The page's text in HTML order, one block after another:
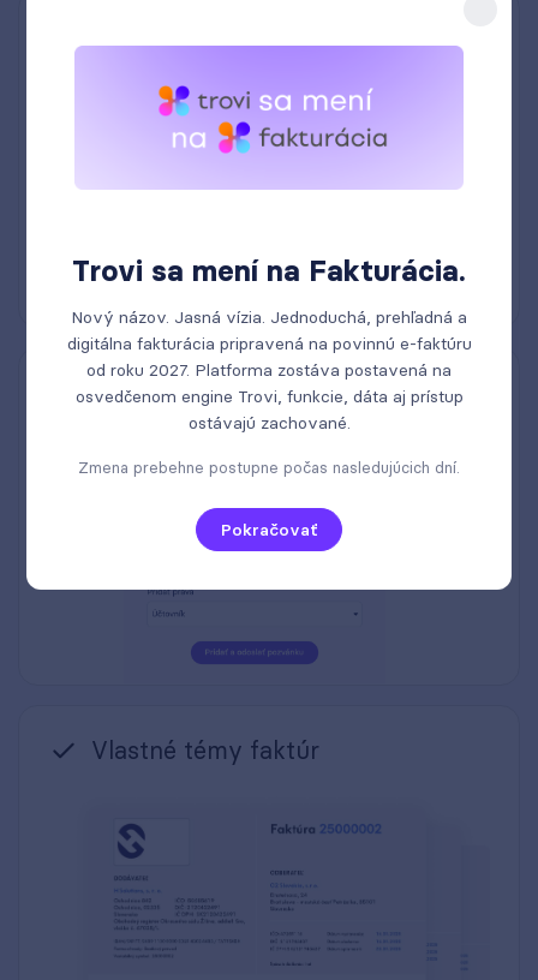
Neobmedzený počet používateľov
Vlastné témy faktúr
Trovi sa mení na Fakturácia.
Nový názov. Jasná vízia. Jednoduchá, prehľadná a
digitálna fakturácia pripravená na povinnú e-faktúru
od roku 2027. Platforma zostáva postavená na
osvedčenom engine Trovi, funkcie, dáta aj prístup
ostávajú zachované.
Zmena prebehne postupne počas nasledujúcich dní.
Pokračovať